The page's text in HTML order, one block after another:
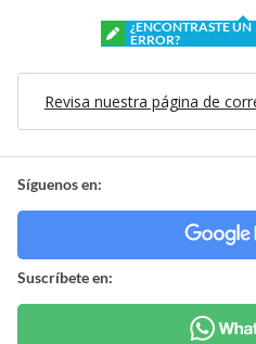
¿ENCONTRASTE UN
ERROR?
Revisa nuestra página de
Síguenos en:
Suscríbete en: